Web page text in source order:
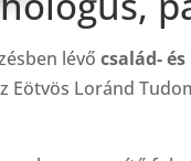
lévőcsalád-
Loránd